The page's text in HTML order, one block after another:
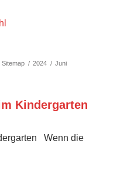
Sitemap / 2024 / Juni
Kindergarten
Wenn die